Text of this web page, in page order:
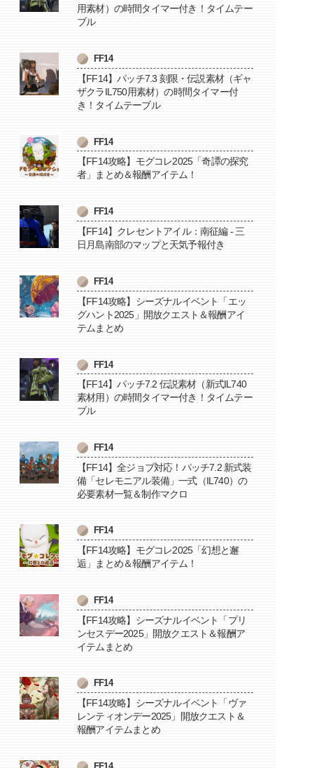
用素材）の時間タイマー付き！タイムテー
ブル
FF14
【FF14】パッチ7.3 刻限・伝説素材（ギャ
ザクラIL750用素材）の時間タイマー付
き！タイムテーブル
FF14
【FF14攻略】モグコレ2025「奇譚の探究
者」まとめ＆報酬アイテム！
FF14
【FF14】クレセントアイル：南征編 - 三
日月島南部のマップと天気予報付き
FF14
【FF14攻略】シーズナルイベント「エッ
グハント2025」開放クエスト＆報酬アイ
テムまとめ
FF14
【FF14】パッチ7.2 伝説素材（新式IL740
素材用）の時間タイマー付き！タイムテー
ブル
FF14
【FF14】全ジョブ対応！パッチ7.2 新式装
備「セレモニアル装備」一式（IL740）の
必要素材一覧＆制作マクロ
FF14
【FF14攻略】モグコレ2025「幻想と邂
逅」まとめ＆報酬アイテム！
FF14
【FF14攻略】シーズナルイベント「プリ
ンセスデー2025」開放クエスト＆報酬ア
イテムまとめ
FF14
【FF14攻略】シーズナルイベント「ヴァ
レンティオンデー2025」開放クエスト＆
報酬アイテムまとめ